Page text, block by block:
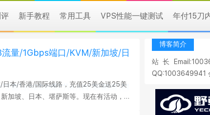
新手教程 常用工具 VPS性能一键测试 年付15刀
量/1Gbps端口/KVM/新加坡/日
本/香港/国际线路，充值25美金送25美
博客简介
站长
QQ:1003649941